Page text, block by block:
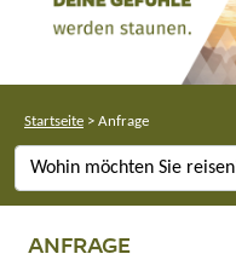
Startseite > Anfrage
ANFRAGE